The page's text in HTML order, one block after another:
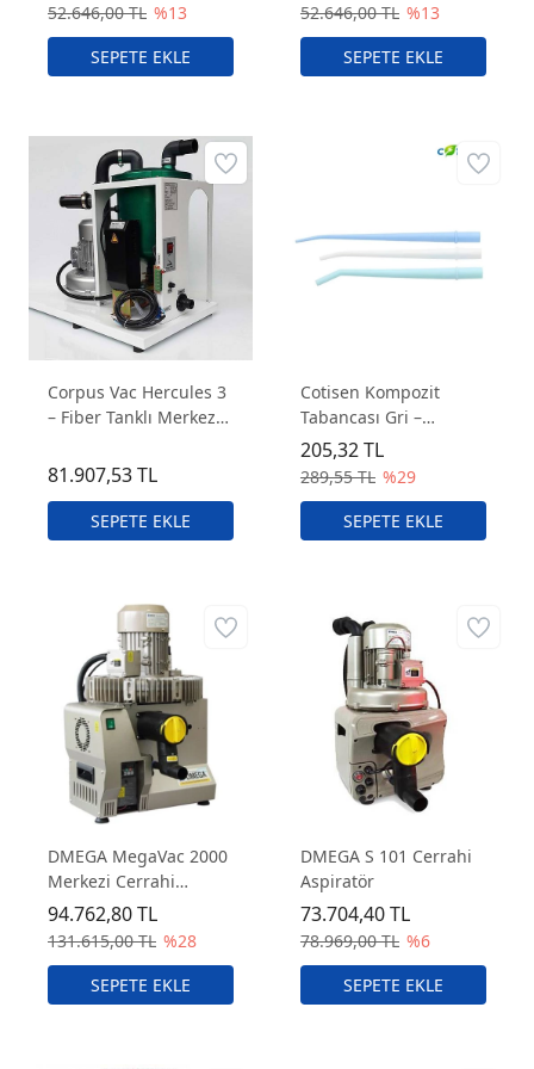
52.646,00 TL %13 52.646,00 TL %13
Corpus Vac Hercules 3
– Fiber Tanklı Merkezi
Sistemi
81.907,53 TL
Cotisen Kompozit
Tabancası Gri –
Ergonomik ve
Dayanıklı Kompozit
Uygulama Tabancası
289,55 TL %29
205,32 TL
DMEGA MegaVac 2000
Merkezi Cerrahi
Aspiratör 3-4 Ünitelik
131.615,00 TL %28
94.762,80 TL
DMEGA S 101 Cerrahi
Aspiratör
78.969,00 TL %6
73.704,40 TL